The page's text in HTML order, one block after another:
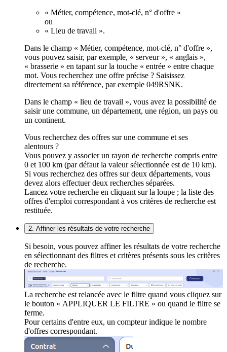
« Métier, compétence, mot-clé, n° d'offre »
ou
« Lieu de travail ».
Dans le champ « Métier, compétence, mot-clé, n° d'offre »,
vous pouvez saisir, par exemple, « serveur », « anglais »,
« brasserie » en tapant sur la touche « entrée » entre chaque
mot. Vous recherchez une offre précise ? Saisissez
directement sa référence, par exemple 049RSNK.
Dans le champ « lieu de travail », vous avez la possibilité de
saisir une commune, un département, une région, un pays ou
un continent.
Vous recherchez des offres sur une commune et ses
alentours ?
Vous pouvez y associer un rayon de recherche compris entre
0 et 100 km (par défaut la valeur sélectionnée est de 10 km).
Si vous recherchez des offres sur deux départements, vous
devez alors effectuer deux recherches séparées.
Lancez votre recherche en cliquant sur la loupe ; la liste des
offres d'emploi correspondant à vos critères de recherche est
restituée.
2. Affiner les résultats de votre recherche
Si besoin, vous pouvez affiner les résultats de votre recherche
en sélectionnant des filtres et critères présents sous les critères
de recherche.
La recherche est relancée avec le filtre quand vous cliquez sur
le bouton « APPLIQUER LE FILTRE » ou quand le filtre se
ferme.
Pour certains d'entre eux, un compteur indique le nombre
d'offres correspondant.